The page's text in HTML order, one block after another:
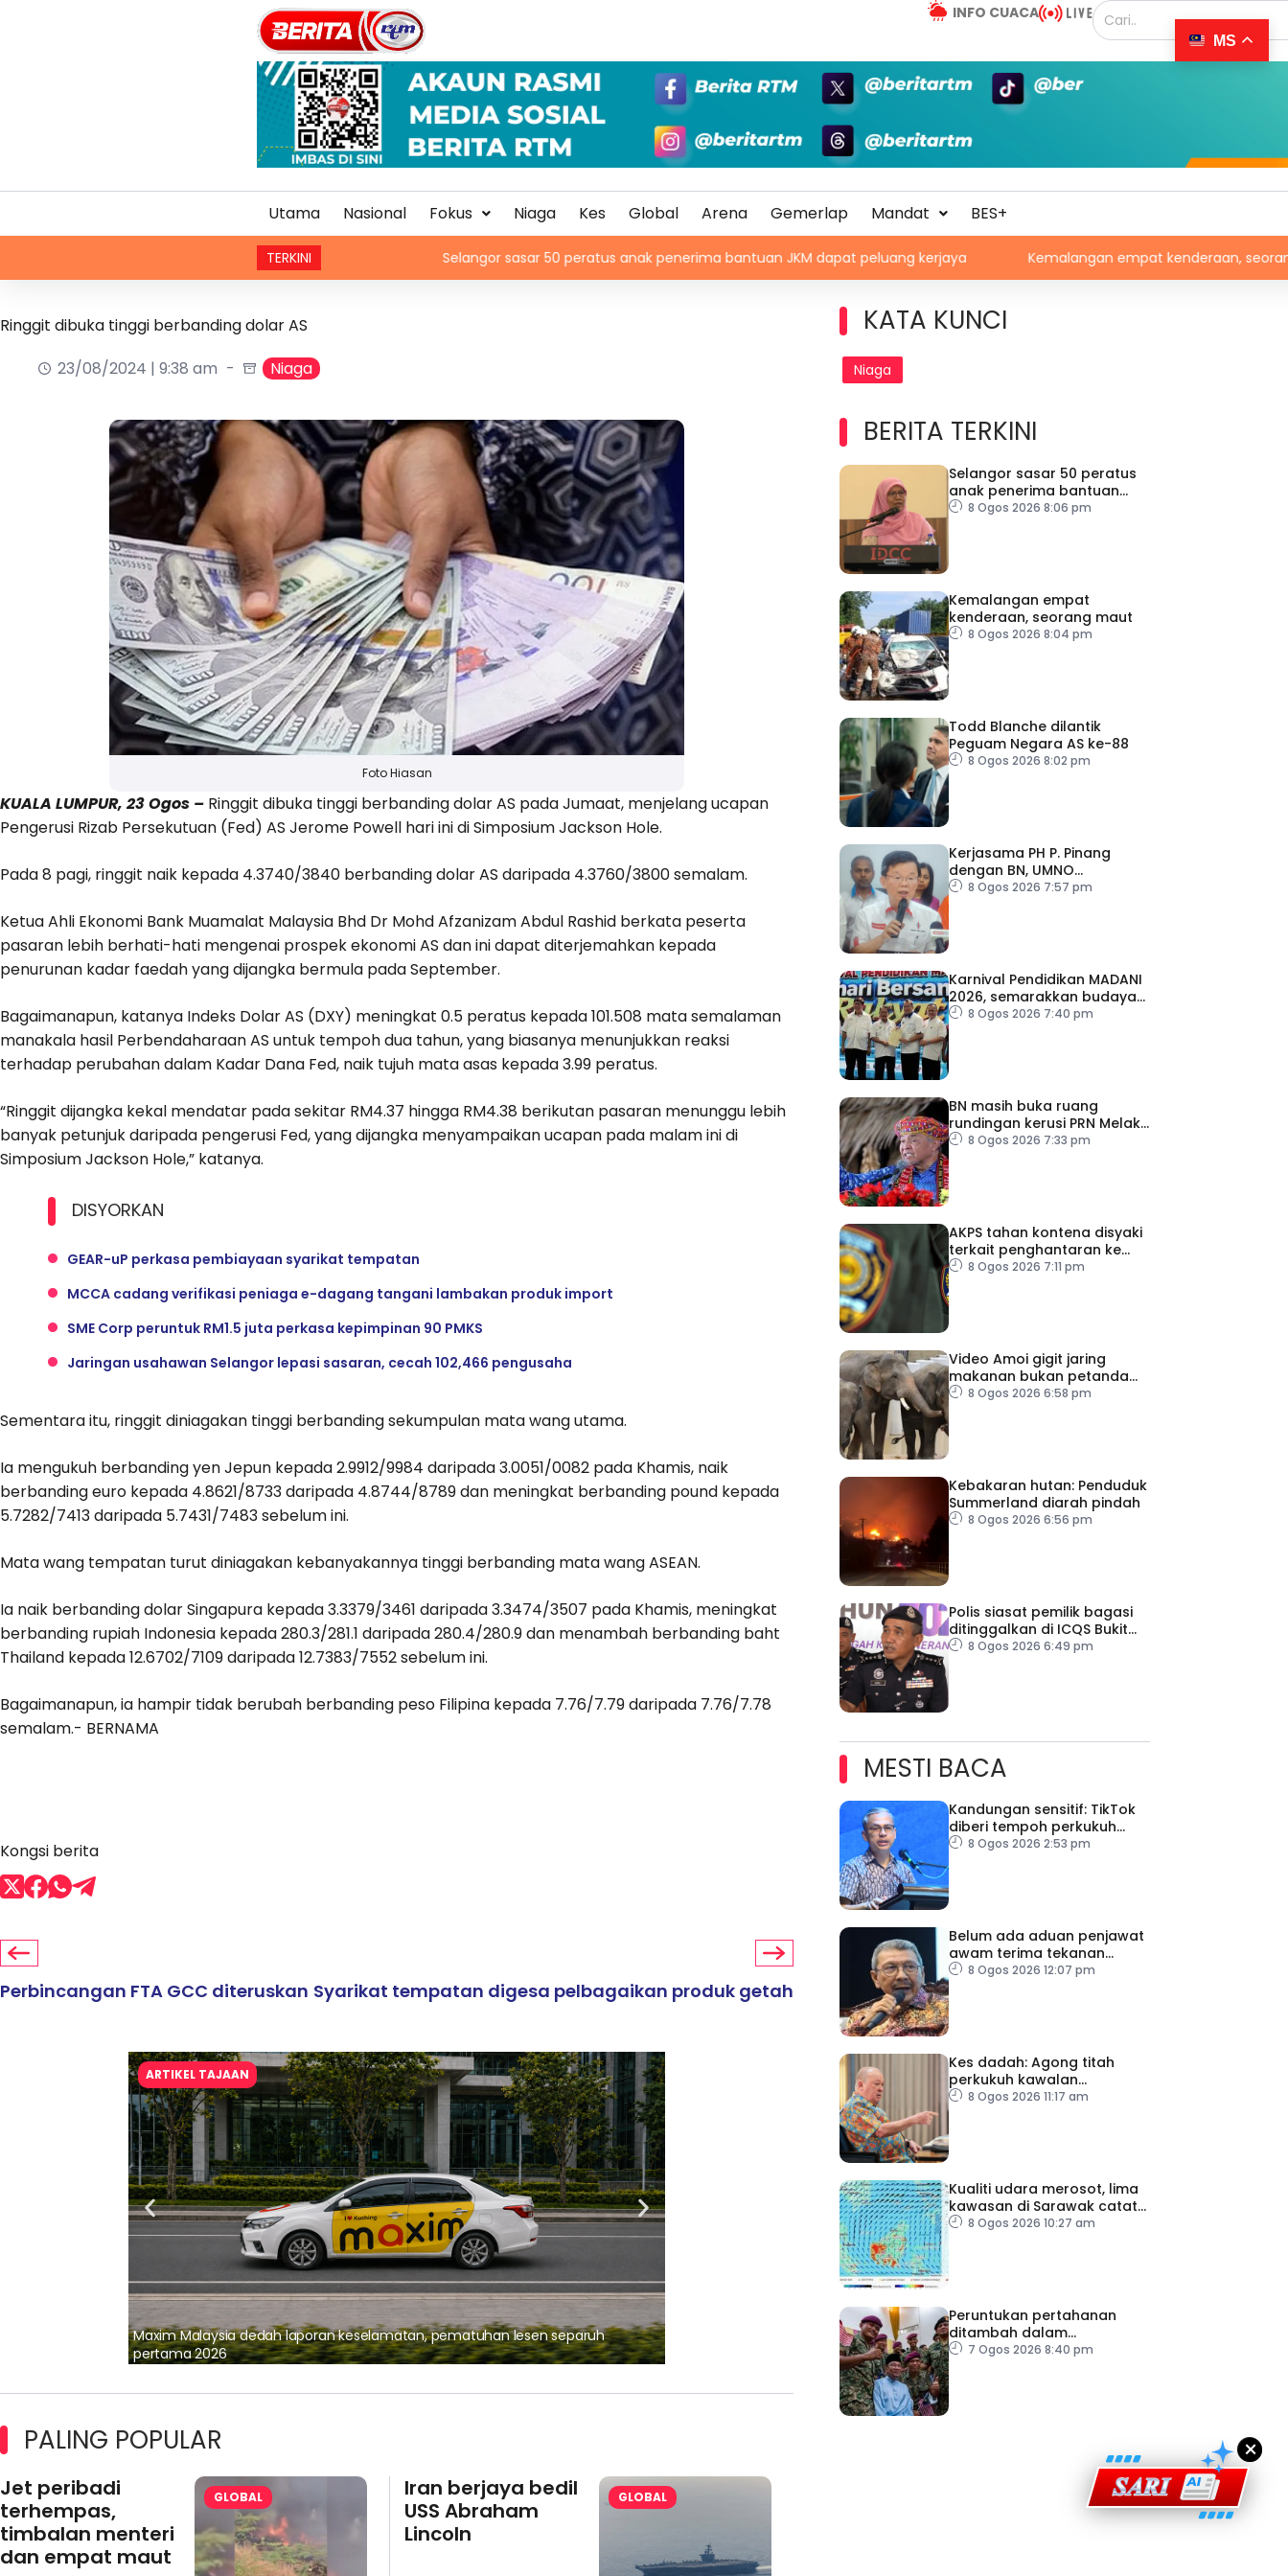
INFO CUACA
Utama Nasional Fokus Niaga Kes Global Arena Gemerlap Mandat BES+
TERKINI Selangor sasar 50 peratus anak penerima bantuan JKM dapat peluang kerjaya Kemalangan empat kenderaan, seorang maut
Ringgit dibuka tinggi berbanding dolar AS
23/08/2024 | 9:38 am
Niaga
Foto Hiasan
KUALA LUMPUR, 23 Ogos – Ringgit dibuka tinggi berbanding dolar AS pada Jumaat, menjelang ucapan
Pengerusi Rizab Persekutuan (Fed) AS Jerome Powell hari ini di Simposium Jackson Hole.
Pada 8 pagi, ringgit naik kepada 4.3740/3840 berbanding dolar AS daripada 4.3760/3800 semalam.
Ketua Ahli Ekonomi Bank Muamalat Malaysia Bhd Dr Mohd Afzanizam Abdul Rashid berkata peserta
pasaran lebih berhati-hati mengenai prospek ekonomi AS dan ini dapat diterjemahkan kepada
penurunan kadar faedah yang dijangka bermula pada September.
Bagaimanapun, katanya Indeks Dolar AS (DXY) meningkat 0.5 peratus kepada 101.508 mata semalaman
manakala hasil Perbendaharaan AS untuk tempoh dua tahun, yang biasanya menunjukkan reaksi
terhadap perubahan dalam Kadar Dana Fed, naik tujuh mata asas kepada 3.99 peratus.
“Ringgit dijangka kekal mendatar pada sekitar RM4.37 hingga RM4.38 berikutan pasaran menunggu lebih
banyak petunjuk daripada pengerusi Fed, yang dijangka menyampaikan ucapan pada malam ini di
Simposium Jackson Hole,” katanya.
DISYORKAN
GEAR-uP perkasa pembiayaan syarikat tempatan
MCCA cadang verifikasi peniaga e-dagang tangani lambakan produk import
SME Corp peruntuk RM1.5 juta perkasa kepimpinan 90 PMKS
Jaringan usahawan Selangor lepasi sasaran, cecah 102,466 pengusaha
Sementara itu, ringgit diniagakan tinggi berbanding sekumpulan mata wang utama.
Ia mengukuh berbanding yen Jepun kepada 2.9912/9984 daripada 3.0051/0082 pada Khamis, naik
berbanding euro kepada 4.8621/8733 daripada 4.8744/8789 dan meningkat berbanding pound kepada
5.7282/7413 daripada 5.7431/7483 sebelum ini.
Mata wang tempatan turut diniagakan kebanyakannya tinggi berbanding mata wang ASEAN.
Ia naik berbanding dolar Singapura kepada 3.3379/3461 daripada 3.3474/3507 pada Khamis, meningkat
berbanding rupiah Indonesia kepada 280.3/281.1 daripada 280.4/280.9 dan menambah berbanding baht
Thailand kepada 12.6702/7109 daripada 12.7383/7552 sebelum ini.
Bagaimanapun, ia hampir tidak berubah berbanding peso Filipina kepada 7.76/7.79 daripada 7.76/7.78
semalam.- BERNAMA
Kongsi berita
Perbincangan FTA GCC diteruskan Syarikat tempatan digesa pelbagaikan produk getah
ARTIKEL TAJAAN
Maxim Malaysia dedah laporan keselamatan, pematuhan lesen separuh
pertama 2026
Ajinomoto (Malaysia) Berhad Perkasa SCORE Marathon 2026 Melalui Kerjasama
aminoVITAL® Bersama Pempengaruh Larian Antarabangsa
PALING POPULAR
Jet peribadi
terhempas,
timbalan menteri
dan empat maut
GLOBAL
Iran berjaya bedil
USS Abraham
Lincoln
GLOBAL
KATA KUNCI
Niaga
BERITA TERKINI
Selangor sasar 50 peratus
anak penerima bantuan
JKM dapat peluang kerjaya
8 Ogos 2026 8:06 pm
Kemalangan empat
kenderaan, seorang maut
8 Ogos 2026 8:04 pm
Todd Blanche dilantik
Peguam Negara AS ke-88
8 Ogos 2026 8:02 pm
Kerjasama PH P. Pinang
dengan BN, UMNO
diteruskan
8 Ogos 2026 7:57 pm
Karnival Pendidikan MADANI
2026, semarakkan budaya
pembelajaran sepanjang
8 Ogos 2026 7:40 pm
BN masih buka ruang
rundingan kerusi PRN Melaka
– Ahmad Zahid
8 Ogos 2026 7:33 pm
AKPS tahan kontena disyaki
terkait penghantaran ke
Israel8 Ogos 2026 7:11 pm
Video Amoi gigit jaring
makanan bukan petanda
tekanan – MPT
8 Ogos 2026 6:58 pm
Kebakaran hutan: Penduduk
Summerland diarah pindah
8 Ogos 2026 6:56 pm
Polis siasat pemilik bagasi
ditinggalkan di ICQS Bukit
Kayu Hitam
8 Ogos 2026 6:49 pm
MESTI BACA
Kandungan sensitif: TikTok
diberi tempoh perkukuh
sistem moderasi
8 Ogos 2026 2:53 pm
Belum ada aduan penjawat
awam terima tekanan
daripada ahli politik
8 Ogos 2026 12:07 pm
Kes dadah: Agong titah
perkukuh kawalan
lapangan terbang, pintu
8 Ogos 2026 11:17 am
Kualiti udara merosot, lima
kawasan di Sarawak catat
IPU tidak sihat
8 Ogos 2026 10:27 am
Peruntukan pertahanan
ditambah dalam
Belanjawan 2027
7 Ogos 2026 8:40 pm
×
MS